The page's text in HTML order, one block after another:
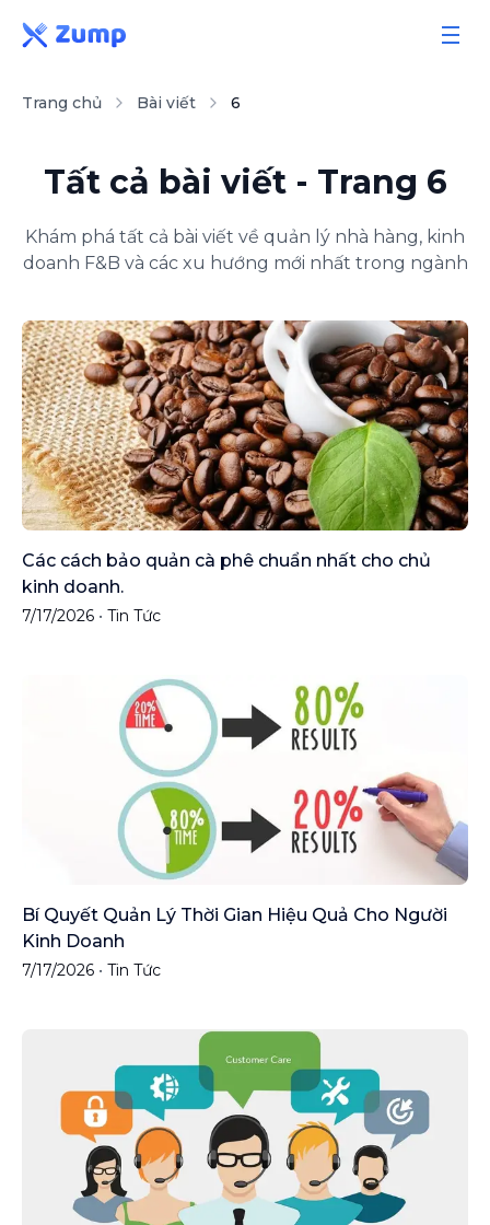
Giải pháp
Bảng giá
Sổ tay
Trang chủ Bài viết 6
Tất cả bài viết- Trang 6
Khám phá tất cả bài viết về quản lý nhà hàng, kinh
doanh F&B và các xu hướng mới nhất trong ngành
Các cách bảo quản cà phê chuẩn nhất cho chủ
kinh doanh.
7/17/2026 • Tin Tức
Bí Quyết Quản Lý Thời Gian Hiệu Quả Cho Người
Kinh Doanh
7/17/2026 • Tin Tức